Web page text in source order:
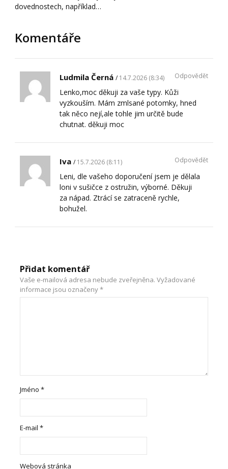
dovednostech, například…
Komentáře
Ludmila Černá 14.7.2026 (8:34)
Lenko,moc děkuji za vaše typy. Kůži
vyzkouším. Mám zmlsané potomky, hned
tak něco nejí,ale tohle jim určitě bude
chutnat. děkuji moc
Odpovědět
Iva 15.7.2026 (8:11)
Leni, dle vašeho doporučení jsem je dělala
loni v sušičce z ostružin, výborné. Děkuji
za nápad. Ztrácí se zatraceně rychle,
bohužel.
Odpovědět
Přidat komentář
Vaše e-mailová adresa nebude zveřejněna. Vyžadované
informace jsou označeny*
Jméno*
E-mail*
Webová stránka